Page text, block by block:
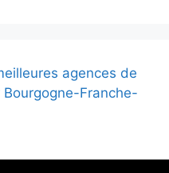
agences de
Bourgogne-Franche-